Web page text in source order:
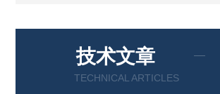
技术文章
TECHNICAL ARTICLES